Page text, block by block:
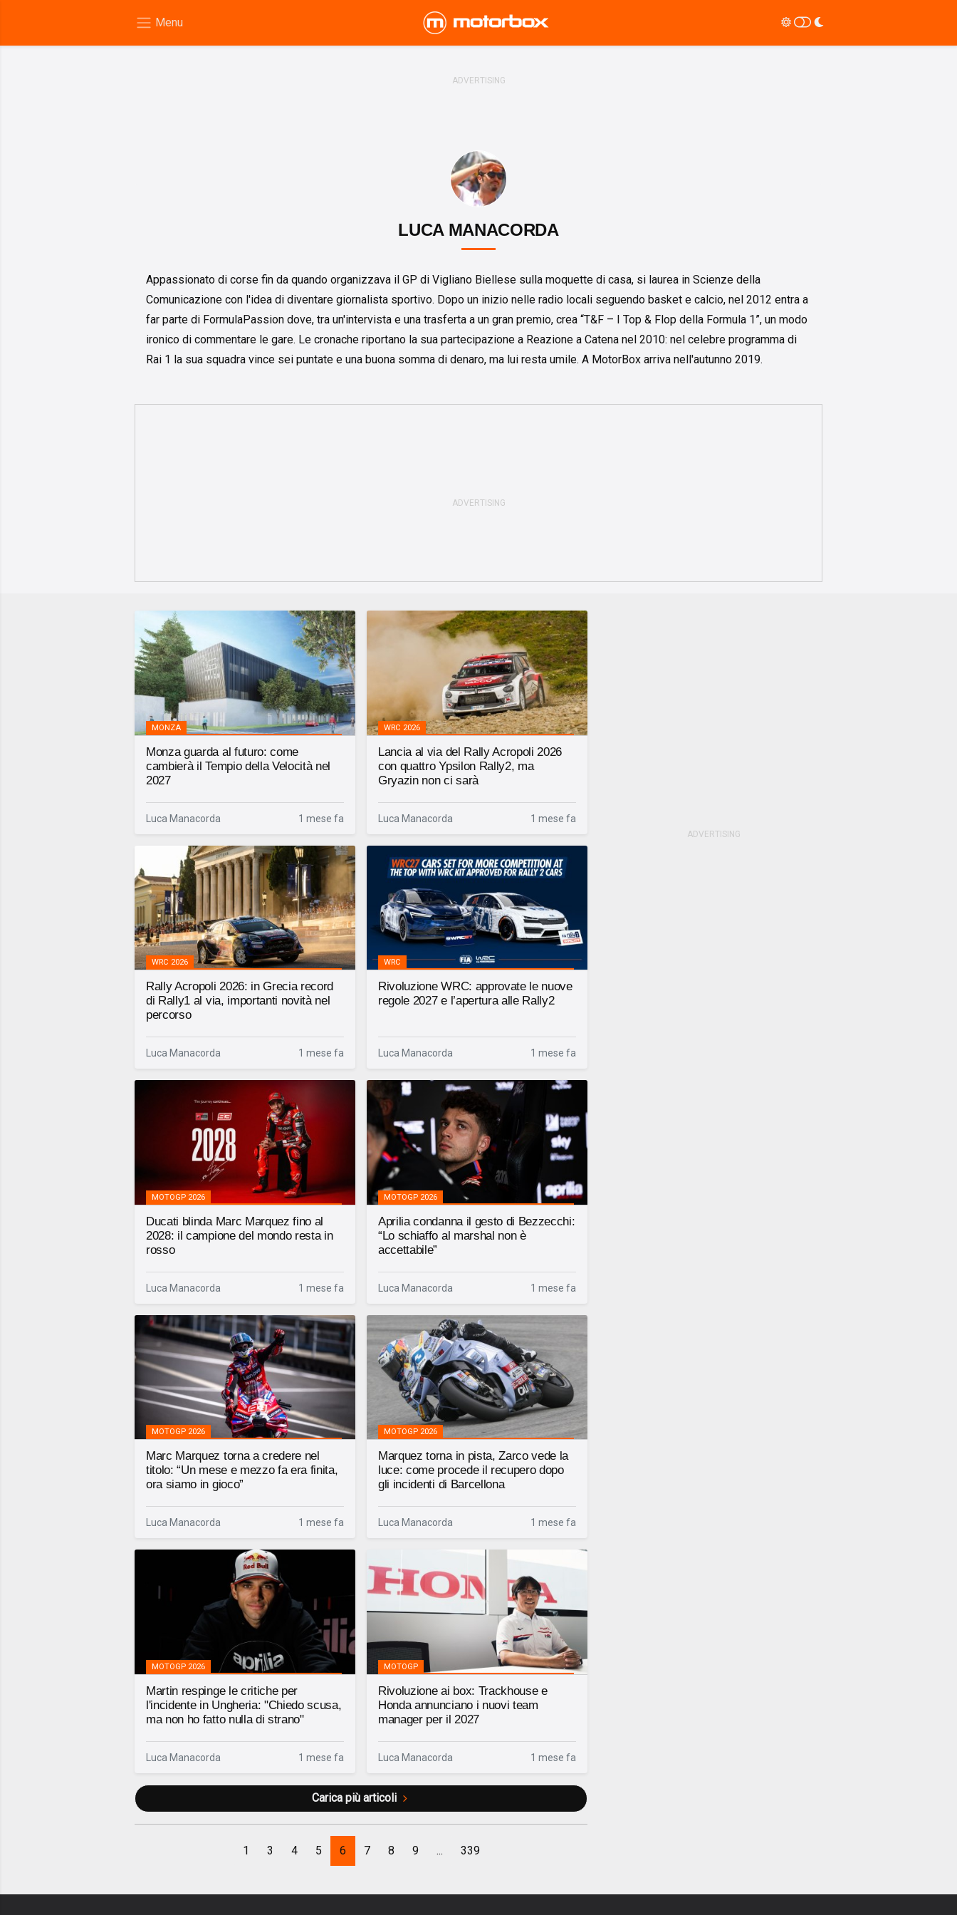
LUCA MANACORDA
Appassionato di corse fin da quando organizzava il GP di Vigliano Biellese sulla moquette di casa, si laurea in Scienze della
Comunicazione con l'idea di diventare giornalista sportivo. Dopo un inizio nelle radio locali seguendo basket e calcio, nel 2012 entra a
far parte di FormulaPassion dove, tra un'intervista e una trasferta a un gran premio, crea “T&F – I Top & Flop della Formula 1”, un modo
ironico di commentare le gare. Le cronache riportano la sua partecipazione a Reazione a Catena nel 2010: nel celebre programma di
Rai 1 la sua squadra vince sei puntate e una buona somma di denaro, ma lui resta umile. A MotorBox arriva nell'autunno 2019.
MONZA
Monza guarda al futuro: come
cambierà il Tempio della Velocità nel
2027
Luca Manacorda 1 mese fa
WRC 2026
Lancia al via del Rally Acropoli 2026
con quattro Ypsilon Rally2, ma
Gryazin non ci sarà
Luca Manacorda 1 mese fa
WRC 2026
Rally Acropoli 2026: in Grecia record
di Rally1 al via, importanti novità nel
percorso
Luca Manacorda 1 mese fa
WRC
Rivoluzione WRC: approvate le nuove
regole 2027 e l’apertura alle Rally2
Luca Manacorda 1 mese fa
MOTOGP 2026
Ducati blinda Marc Marquez fino al
2028: il campione del mondo resta in
rosso
Luca Manacorda 1 mese fa
MOTOGP 2026
Aprilia condanna il gesto di Bezzecchi:
“Lo schiaffo al marshal non è
accettabile”
Luca Manacorda 1 mese fa
MOTOGP 2026
Marc Marquez torna a credere nel
titolo: “Un mese e mezzo fa era finita,
ora siamo in gioco”
Luca Manacorda 1 mese fa
MOTOGP 2026
Marquez torna in pista, Zarco vede la
luce: come procede il recupero dopo
gli incidenti di Barcellona
Luca Manacorda 1 mese fa
MOTOGP 2026
Martin respinge le critiche per
l'incidente in Ungheria: "Chiedo scusa,
ma non ho fatto nulla di strano"
Luca Manacorda 1 mese fa
MOTOGP
Rivoluzione ai box: Trackhouse e
Honda annunciano i nuovi team
manager per il 2027
Luca Manacorda 1 mese fa
Carica più articoli
1 3 4 5 6 7 8 9 ... 339